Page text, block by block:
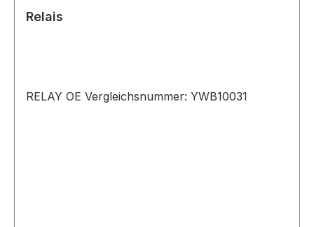
Relais
RELAY OE Vergleichsnummer: YWB10031